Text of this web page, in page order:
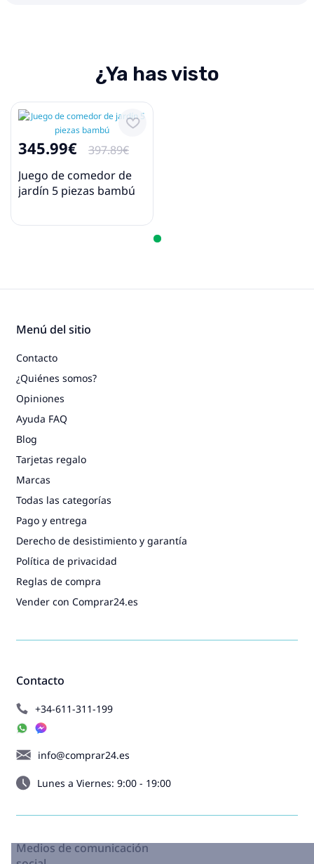
¿Ya has visto
345.99€
397.89€
Juego de comedor de
jardín 5 piezas bambú
Contacto
+34-611-311-199
info@comprar24.es
Lunes a Viernes: 9:00 - 19:00
Menú del sitio
Contacto
¿Quiénes somos?
Opiniones
Ayuda FAQ
Blog
Tarjetas regalo
Marcas
Todas las categorías
Pago y entrega
Derecho de desistimiento y garantía
Política de privacidad
Reglas de compra
Vender con Comprar24.es
Medios de comunicación